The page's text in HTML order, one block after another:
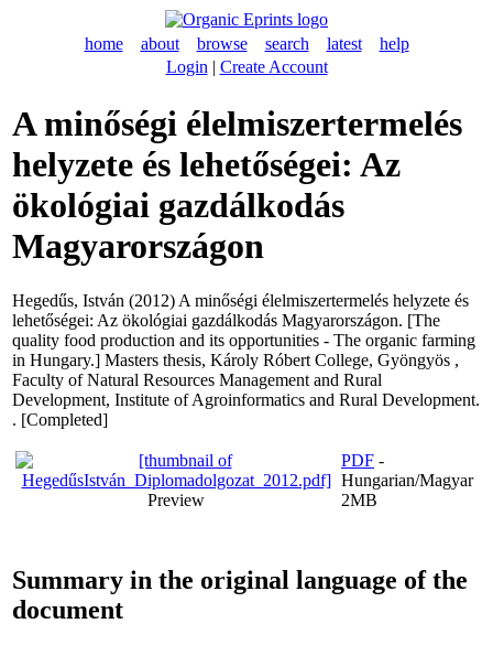
home about browse search latest
help
Login | Create Account
A minőségi élelmiszertermelés
helyzete és lehetőségei: Az
ökológiai gazdálkodás
Magyarországon
Hegedűs, István (2012) A minőségi élelmiszertermelés helyzete és
lehetőségei: Az ökológiai gazdálkodás Magyarországon. [The
quality food production and its opportunities - The organic farming
in Hungary.] Masters thesis, Károly Róbert College, Gyöngyös ,
Faculty of Natural Resources Management and Rural
Development, Institute of Agroinformatics and Rural Development.
. [Completed]
Preview
PDF -
Hungarian/Magyar
2MB
Summary in the original language of the
document